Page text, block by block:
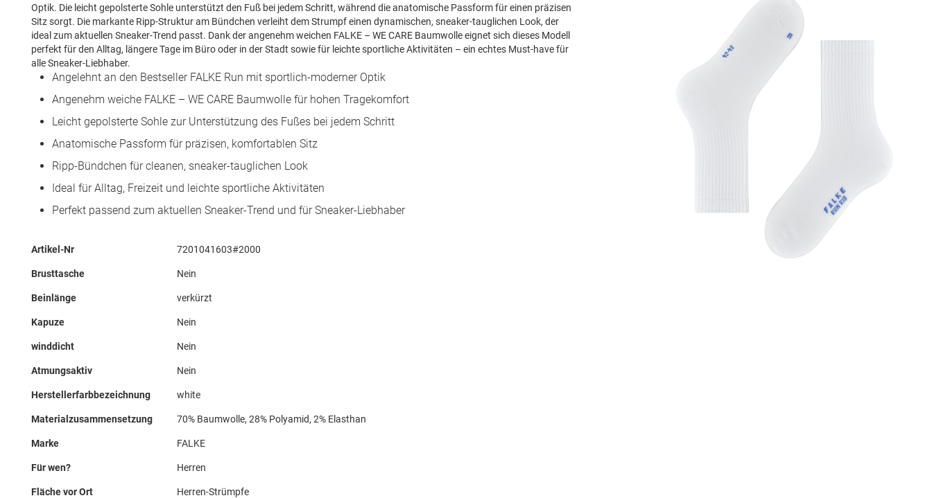
Optik. Die leicht gepolsterte Sohle unterstützt den Fuß bei jedem Schritt, während die anatomische Passform für einen präzisen
Sitz sorgt. Die markante Ripp-Struktur am Bündchen verleiht dem Strumpf einen dynamischen, sneaker-tauglichen Look, der
ideal zum aktuellen Sneaker-Trend passt. Dank der angenehm weichen FALKE – WE CARE Baumwolle eignet sich dieses Modell
perfekt für den Alltag, längere Tage im Büro oder in der Stadt sowie für leichte sportliche Aktivitäten – ein echtes Must-have für
alle Sneaker-Liebhaber.
Angelehnt an den Bestseller FALKE Run mit sportlich-moderner Optik
Angenehm weiche FALKE – WE CARE Baumwolle für hohen Tragekomfort
Leicht gepolsterte Sohle zur Unterstützung des Fußes bei jedem Schritt
Anatomische Passform für präzisen, komfortablen Sitz
Ripp-Bündchen für cleanen, sneaker-tauglichen Look
Ideal für Alltag, Freizeit und leichte sportliche Aktivitäten
Perfekt passend zum aktuellen Sneaker-Trend und für Sneaker-Liebhaber
Mehr
Artikel-Nr 7201041603#2000
Brusttasche Nein
Beinlänge verkürzt
Kapuze Nein
winddicht Nein
Atmungsaktiv Nein
Herstellerfarbbezeichnung white
Materialzusammensetzung 70% Baumwolle, 28% Polyamid, 2% Elasthan
Marke FALKE
Für wen? Herren
Fläche vor Ort Herren-Strümpfe